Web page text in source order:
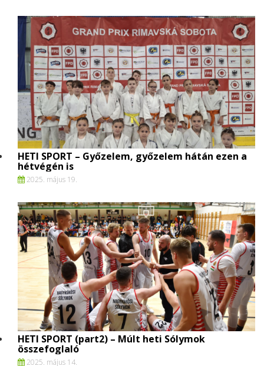
HETI SPORT – Győzelem, győzelem hátán ezen a
hétvégén is
2025. május 19.
HETI SPORT (part2) – Múlt heti Sólymok
összefoglaló
2025. május 14.